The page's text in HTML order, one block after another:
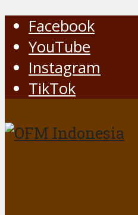
Facebook
YouTube
Instagram
TikTok